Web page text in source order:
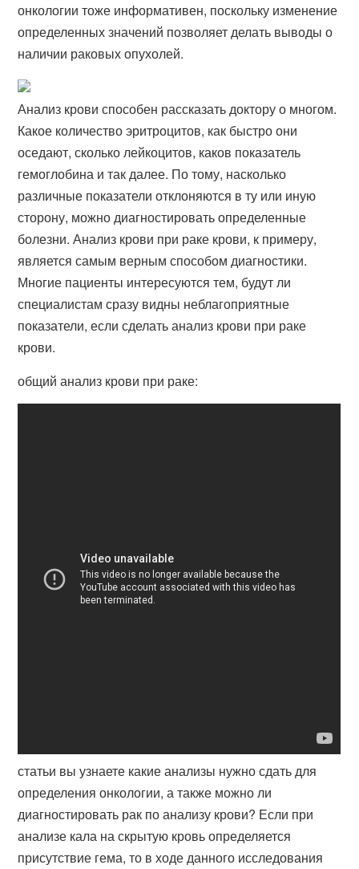
онкологии тоже информативен, поскольку изменение
определенных значений позволяет делать выводы о
наличии раковых опухолей.
Анализ крови способен рассказать доктору о многом.
Какое количество эритроцитов, как быстро они
оседают, сколько лейкоцитов, каков показатель
гемоглобина и так далее. По тому, насколько
различные показатели отклоняются в ту или иную
сторону, можно диагностировать определенные
болезни. Анализ крови при раке крови, к примеру,
является самым верным способом диагностики.
Многие пациенты интересуются тем, будут ли
специалистам сразу видны неблагоприятные
показатели, если сделать анализ крови при раке
крови.
общий анализ крови при раке:
статьи вы узнаете какие анализы нужно сдать для
определения онкологии​, а также можно ли
диагностировать рак по анализу крови? Если при
анализе кала на скрытую кровь определяется
присутствие гема, то в ходе данного исследования